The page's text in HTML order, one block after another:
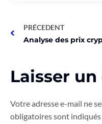
PRÉCEDENT
Laisser
Votre adresse e-mail ne
obligatoires sont indiqués